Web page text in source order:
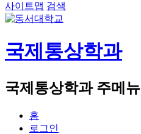
사이트맵 검색
국제통상학과
국제통상학과 주메뉴
홈
로그인